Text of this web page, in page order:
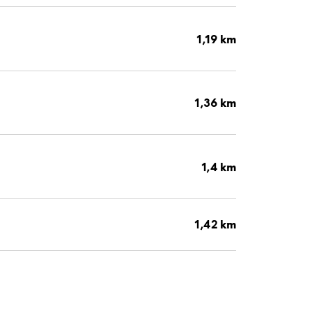
1,19 km
1,36 km
1,4 km
1,42 km